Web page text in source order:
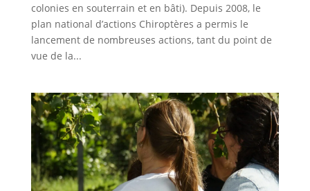
colonies en souterrain et en bâti). Depuis 2008, le
plan national d’actions Chiroptères a permis le
lancement de nombreuses actions, tant du point de
vue de la...